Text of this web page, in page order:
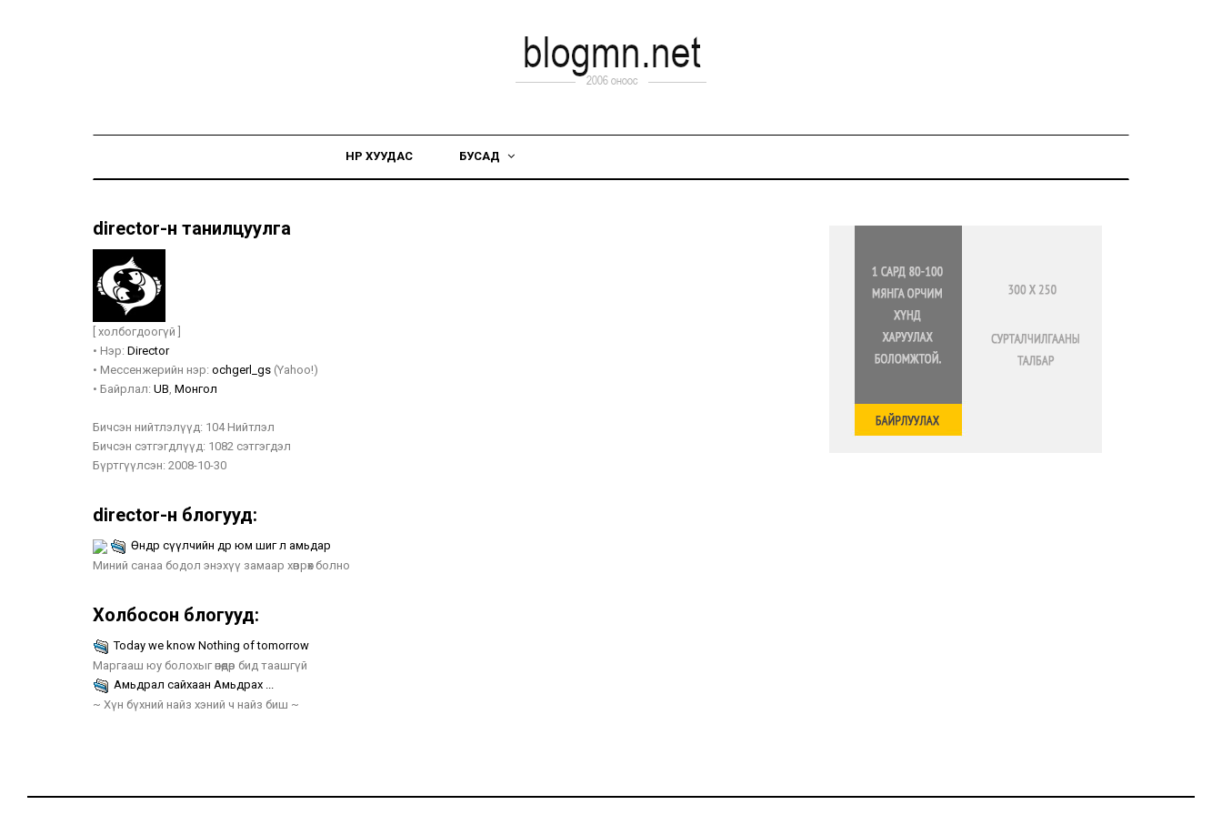
НҮҮР ХУУДАС БУСАД
director-н танилцуулга
[ холбогдоогүй ]
• Нэр: Director
• Мессенжерийн нэр: ochgerl_gs (Yahoo!)
• Байрлал: UB, Монгол
Бичсэн нийтлэлүүд: 104 Нийтлэл
Бичсэн сэтгэгдлүүд: 1082 сэтгэгдэл
Бүртгүүлсэн: 2008-10-30
director-н блогууд:
Өнөөдөр сүүлчийн өдөр юм шиг л амьдар
Миний санаа бодол энэхүү замаар хөврөх болно
Холбосон блогууд:
Today we know Nothing of tomorrow
Маргааш юу болохыг өнөөдөр бид таашгүй
Амьдрал сайхаан Амьдрах ...
~ Хүн бүхний найз хэний ч найз биш ~